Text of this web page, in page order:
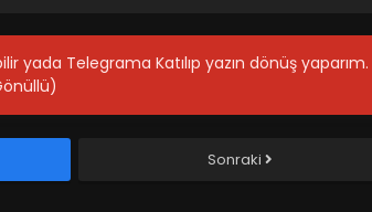
yada Telegrama Katılıp yazın dönüş yaparım.
Sonraki